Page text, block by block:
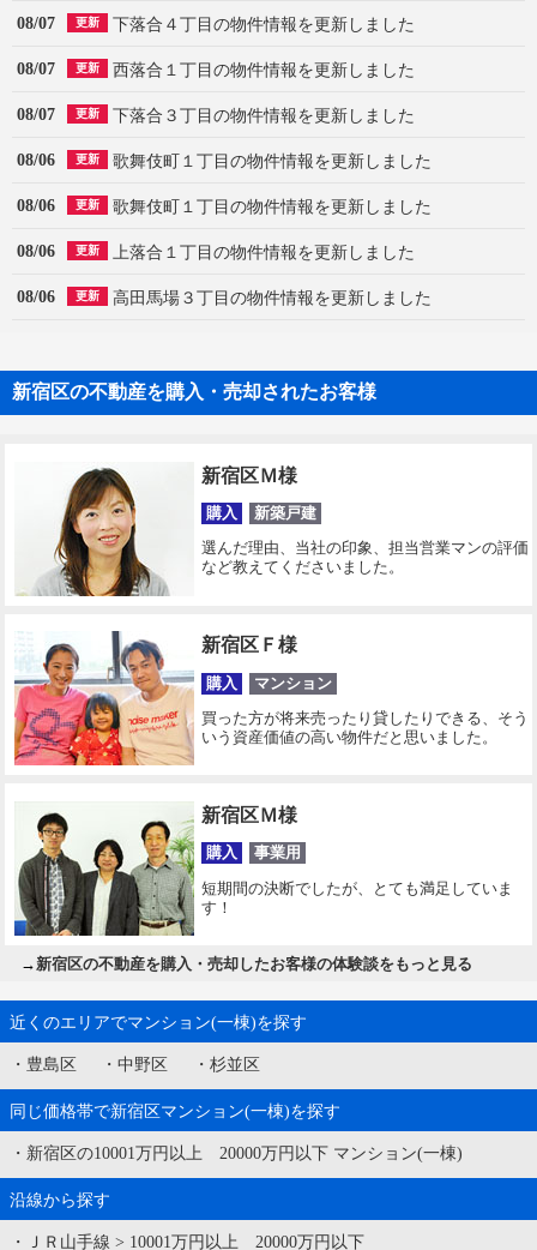
08/07 更新 下落合４丁目の物件情報を更新しました
08/07 更新 西落合１丁目の物件情報を更新しました
08/07 更新 下落合３丁目の物件情報を更新しました
08/06 更新 歌舞伎町１丁目の物件情報を更新しました
08/06 更新 歌舞伎町１丁目の物件情報を更新しました
08/06 更新 上落合１丁目の物件情報を更新しました
08/06 更新 高田馬場３丁目の物件情報を更新しました
新宿区の不動産を購入・売却されたお客様
新宿区Ｍ様
購入 新築戸建
選んだ理由、当社の印象、担当営業マンの評価
など教えてくださいました。
新宿区Ｆ様
購入 マンション
買った方が将来売ったり貸したりできる、そう
いう資産価値の高い物件だと思いました。
新宿区Ｍ様
購入 事業用
短期間の決断でしたが、とても満足していま
す！
→新宿区の不動産を購入・売却したお客様の体験談をもっと見る
近くのエリアでマンション(一棟)を探す
・ 豊島区 ・ 中野区 ・ 杉並区
同じ価格帯で新宿区マンション(一棟)を探す
・ 新宿区の10001万円以上 20000万円以下 マンション(一棟)
沿線から探す
・ ＪＲ山手線 > 10001万円以上 20000万円以下